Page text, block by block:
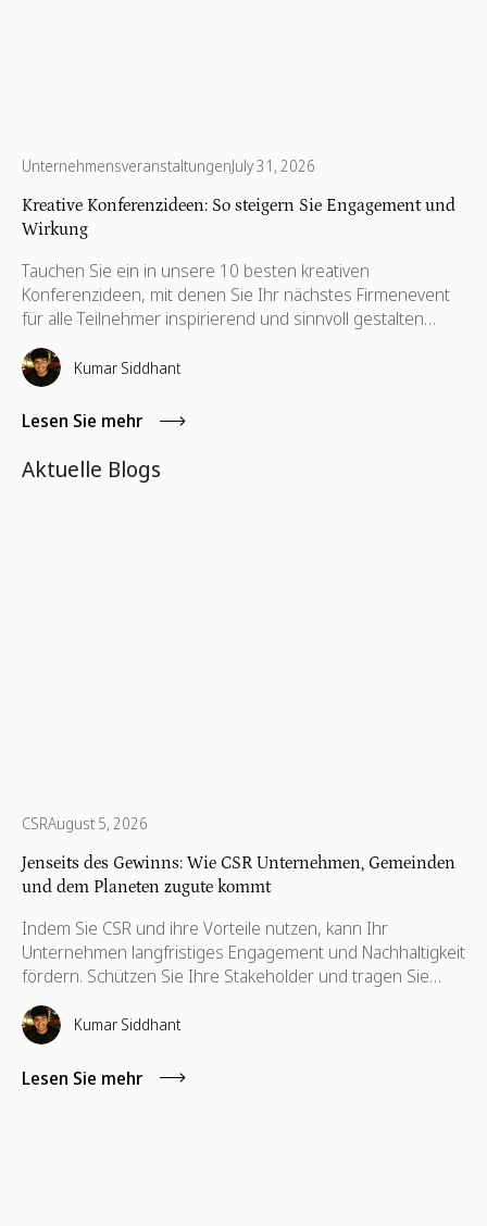
UnternehmensveranstaltungenJuly 31, 2026
Kreative Konferenzideen: So steigern Sie Engagement und
Wirkung
Tauchen Sie ein in unsere 10 besten kreativen
Konferenzideen, mit denen Sie Ihr nächstes Firmenevent
für alle Teilnehmer inspirierend und sinnvoll gestalten
können.
Kumar Siddhant
Lesen Sie mehr
Aktuelle Blogs
CSRAugust 5, 2026
Jenseits des Gewinns: Wie CSR Unternehmen, Gemeinden
und dem Planeten zugute kommt
Indem Sie CSR und ihre Vorteile nutzen, kann Ihr
Unternehmen langfristiges Engagement und Nachhaltigkeit
fördern. Schützen Sie Ihre Stakeholder und tragen Sie
dazu bei, ihre Interessen zu wahren, die auch für ihre
Weiterentwicklung notwendig sind.
Kumar Siddhant
Lesen Sie mehr